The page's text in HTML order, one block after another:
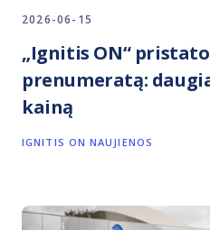
2026-06-15
„Ignitis ON“
prenumeratą:
kainą
IGNITIS ON NAUJIENOS